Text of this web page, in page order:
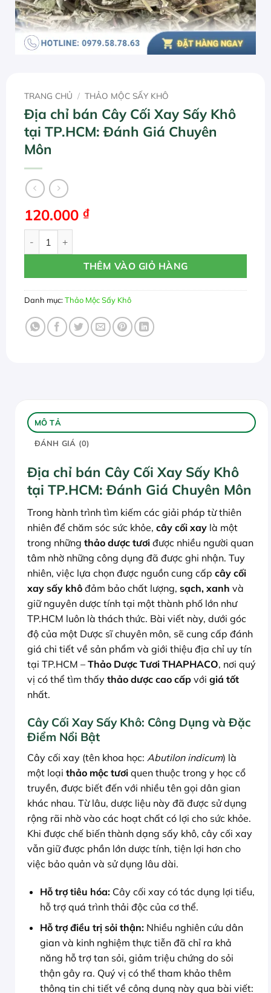
TRANG CHỦ / THẢO MỘC SẤY KHÔ
Địa chỉ bán Cây Cối Xay Sấy Khô
tại TP.HCM: Đánh Giá Chuyên
Môn
120.000 ₫
THÊM VÀO GIỎ HÀNG
Danh mục:Thảo Mộc Sấy Khô
MÔ TẢ
ĐÁNH GIÁ (0)
Địa chỉ bán Cây Cối Xay Sấy Khô
tại TP.HCM: Đánh Giá Chuyên Môn
Trong hành trình tìm kiếm các giải pháp từ thiên
nhiên để chăm sóc sức khỏe, cây cối xay là một
trong những thảo dược tươi được nhiều người quan
tâm nhờ những công dụng đã được ghi nhận. Tuy
nhiên, việc lựa chọn được nguồn cung cấp cây cối
xay sấy khô đảm bảo chất lượng, sạch, xanh và
giữ nguyên dược tính tại một thành phố lớn như
TP.HCM luôn là thách thức. Bài viết này, dưới góc
độ của một Dược sĩ chuyên môn, sẽ cung cấp đánh
giá chi tiết về sản phẩm và giới thiệu địa chỉ uy tín
tại TP.HCM – Thảo Dược Tươi THAPHACO, nơi quý
vị có thể tìm thấy thảo dược cao cấp với giá tốt
nhất.
Cây Cối Xay Sấy Khô: Công Dụng và Đặc
Điểm Nổi Bật
Cây cối xay (tên khoa học: Abutilon indicum) là
một loại thảo mộc tươi quen thuộc trong y học cổ
truyền, được biết đến với nhiều tên gọi dân gian
khác nhau. Từ lâu, dược liệu này đã được sử dụng
rộng rãi nhờ vào các hoạt chất có lợi cho sức khỏe.
Khi được chế biến thành dạng sấy khô, cây cối xay
vẫn giữ được phần lớn dược tính, tiện lợi hơn cho
việc bảo quản và sử dụng lâu dài.
Hỗ trợ tiêu hóa:Cây cối xay có tác dụng lợi tiểu,
hỗ trợ quá trình thải độc của cơ thể.
Hỗ trợ điều trị sỏi thận:Nhiều nghiên cứu dân
gian và kinh nghiệm thực tiễn đã chỉ ra khả
năng hỗ trợ tan sỏi, giảm triệu chứng do sỏi
thận gây ra. Quý vị có thể tham khảo thêm
thông tin chi tiết về công dụng này qua bài viết: